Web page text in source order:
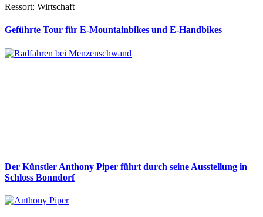
Ressort: Wirtschaft
Geführte Tour für E-Mountainbikes und E-Handbikes
Der Künstler Anthony Piper führt durch seine Ausstellung in
Schloss Bonndorf